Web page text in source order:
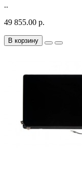
..
49 855.00 р.
В корзину